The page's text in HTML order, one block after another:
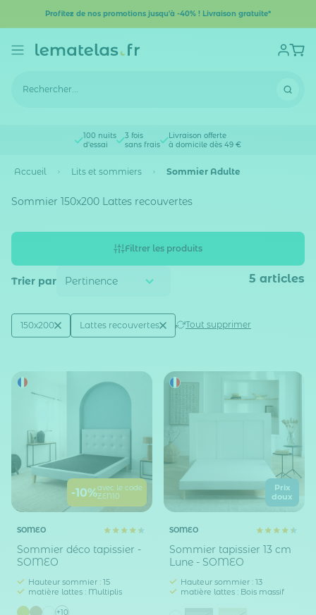
Profitez de nos promotions jusqu'à -40% ! Livraison gratuite*
100 nuits
d'essai
3 fois
sans frais
Livraison offerte
à domicile dès 49 €
Accueil Lits et sommiers Sommier Adulte
Sommier 150x200 Lattes recouvertes
Filtrer les produits
Trier par 5 articles
Active filtering
Taille sommier / lit (en cm)
150x200 Technologie sommier
Lattes recouvertes Tout supprimer
-10%avec le code
ZEN10
SOMEO
Sommier déco tapissier -
SOMEO
Hauteur sommier : 15
matière lattes : Multiplis
+10
Prix
doux
SOMEO
Sommier tapissier 13 cm
Lune - SOMEO
Hauteur sommier : 13
matière lattes : Bois massif